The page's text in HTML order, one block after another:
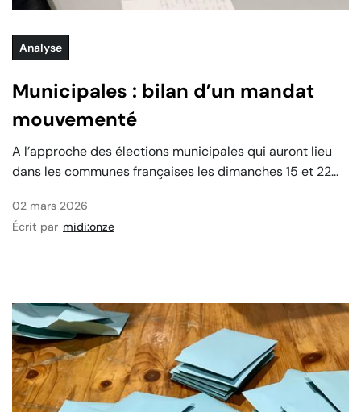
Analyse
Municipales : bilan d’un mandat
mouvementé
‍A l’approche des élections municipales qui auront lieu
dans les communes françaises les dimanches 15 et 22...
02 mars 2026
Écrit par midi:onze